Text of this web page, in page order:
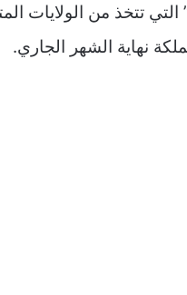
تتخذ من الولايات
نهاية الشهر الجاري.